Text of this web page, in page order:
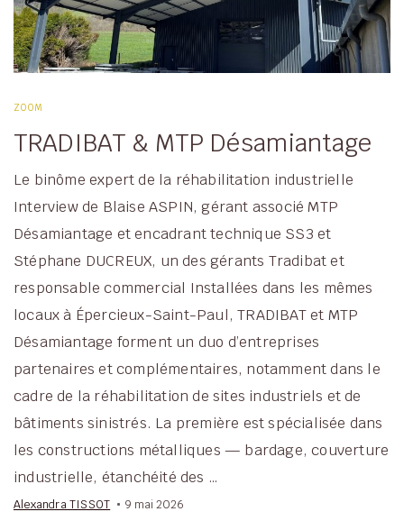
ZOOM
TRADIBAT & MTP Désamiantage
Le binôme expert de la réhabilitation industrielle
Interview de Blaise ASPIN, gérant associé MTP
Désamiantage et encadrant technique SS3 et
Stéphane DUCREUX, un des gérants Tradibat et
responsable commercial Installées dans les mêmes
locaux à Épercieux-Saint-Paul, TRADIBAT et MTP
Désamiantage forment un duo d’entreprises
partenaires et complémentaires, notamment dans le
cadre de la réhabilitation de sites industriels et de
bâtiments sinistrés. La première est spécialisée dans
les constructions métalliques — bardage, couverture
industrielle, étanchéité des …
Alexandra TISSOT 9 mai 2026